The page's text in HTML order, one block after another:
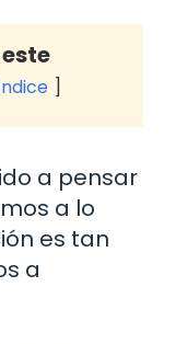
a pensar
a lo
es tan
a